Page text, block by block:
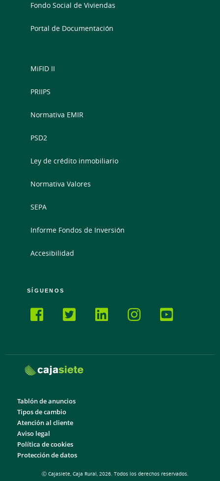
Fondo Social de Viviendas
Portal de Documentación
MiFID II
PRIIPS
Normativa EMIR
PSD2
Ley de crédito inmobiliario
Normativa Valores
SEPA
Informe Fondos de Inversión
Accesibilidad
SÍGUENOS
Tablón de anuncios
Tipos de cambio
Atención al cliente
Aviso legal
Política de cookies
Protección de datos
Ⓒ Cajasiete, Caja Rural, 2026. Todos los derechos reservados.